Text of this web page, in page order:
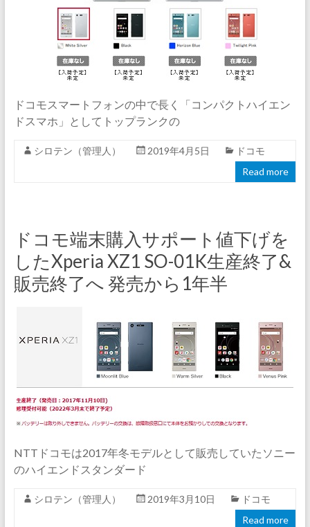
ドコモスマートフォンの中で長く「コンパクトハイエン
ドスマホ」としてトップランクの
シロテン（管理人） 2019年4月5日
ドコモ
Read more
ドコモ端末購入サポート値下げを
したXperia XZ1 SO-01K生産終了&
販売終了へ 発売から1年半
NTTドコモは2017年冬モデルとして販売していたソニー
のハイエンドスタンダード
シロテン（管理人） 2019年3月10日
ドコモ
Read more